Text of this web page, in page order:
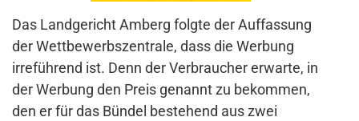
Das Landgericht Amberg folgte der Auffassung
der Wettbewerbszentrale, dass die Werbung
irreführend ist. Denn der Verbraucher erwarte, in
der Werbung den Preis genannt zu bekommen,
den er für das Bündel bestehend aus zwei